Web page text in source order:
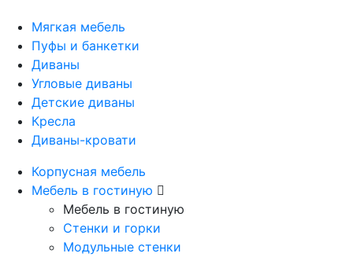
Мягкая мебель
Пуфы и банкетки
Диваны
Угловые диваны
Детские диваны
Кресла
Диваны-кровати
Корпусная мебель
Мебель в гостиную
Мебель в гостиную
Стенки и горки
Модульные стенки